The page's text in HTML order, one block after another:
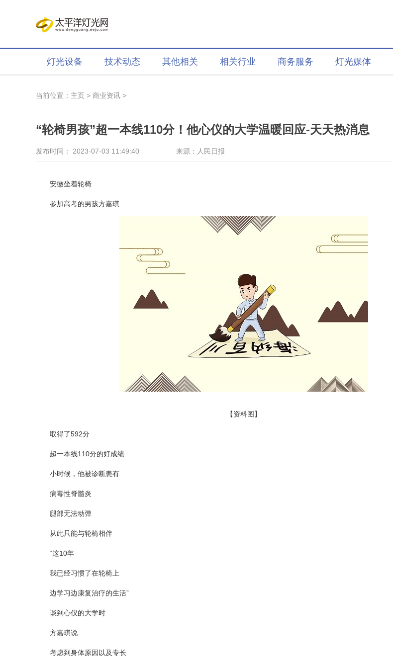
灯光设备 技术动态 其他相关 相关行业 商务服务 灯光媒体
当前位置： 主页 > 商业资讯 >
“轮椅男孩”超一本线110分！他心仪的大学温暖回应-天天热消息
发布时间： 2023-07-03 11:49:40 来源：人民日报
安徽坐着轮椅
参加高考的男孩方嘉琪
【资料图】
取得了592分
超一本线110分的好成绩
小时候，他被诊断患有
病毒性脊髓炎
腿部无法动弹
从此只能与轮椅相伴
“这10年
我已经习惯了在轮椅上
边学习边康复治疗的生活”
谈到心仪的大学时
方嘉琪说
考虑到身体原因以及专长